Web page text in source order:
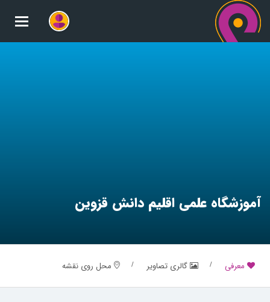
آموزشگاه علمی اقلیم دانش قزوین
معرفی گالری تصاویر محل روی نقشه